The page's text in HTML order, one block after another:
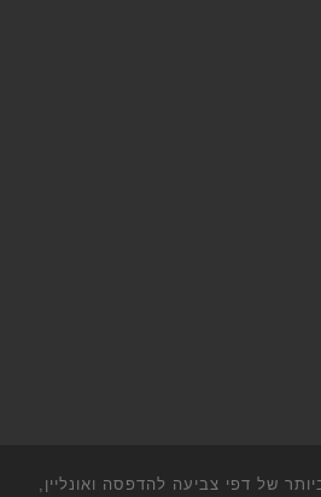
של דפי צביעה להדפסה ואונליין,